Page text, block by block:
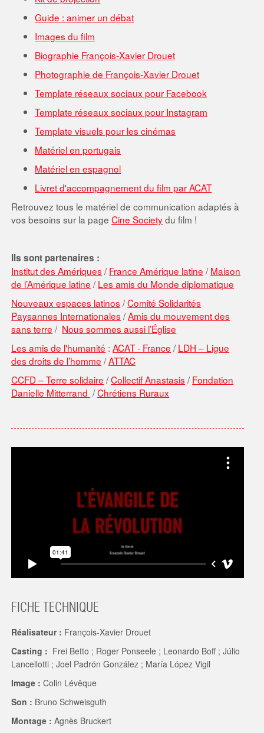
Guide : animer un débat
Images du film
Biographie François-Xavier Drouet
Photographie de François-Xavier Drouet
Template réseaux sociaux pour Facebook
Template réseaux sociaux pour Instagram
Template visuels pour les cinémas
Matériel en portugais
Matériel en espagnol
Livret d'accompagnement du film par ACAT
Retrouvez tous le matériel de communication adaptés à
vos besoins sur la pageCine Societydu film !
Ils sont partenaires :
Institut des Amériques /France Amérique latine /Maison
de l’Amérique latine /Les amis du Monde diplomatique
Nouveaux espaces latinos /Comité Solidarités
Paysannes Internationales /Amis du mouvement des
sans terre / Nous sommes aussi l’Église
Les amis de l'humanité :ACAT - France /LDH – Ligue
des droits de l’homme /ATTAC
CCFD – Terre solidaire /Collectif Anastasis /Fondation
Danielle Mitterrand /Chrétiens Ruraux
FICHE TECHNIQUE
Réalisateur : François-Xavier Drouet
Casting : Frei Betto ; Roger Ponseele ; Leonardo Boff ; Júlio
Lancellotti ; Joel Padrón González ; María López Vigil
Image :Colin Lévêque
Son : Bruno Schweisguth
Montage :Agnès Bruckert